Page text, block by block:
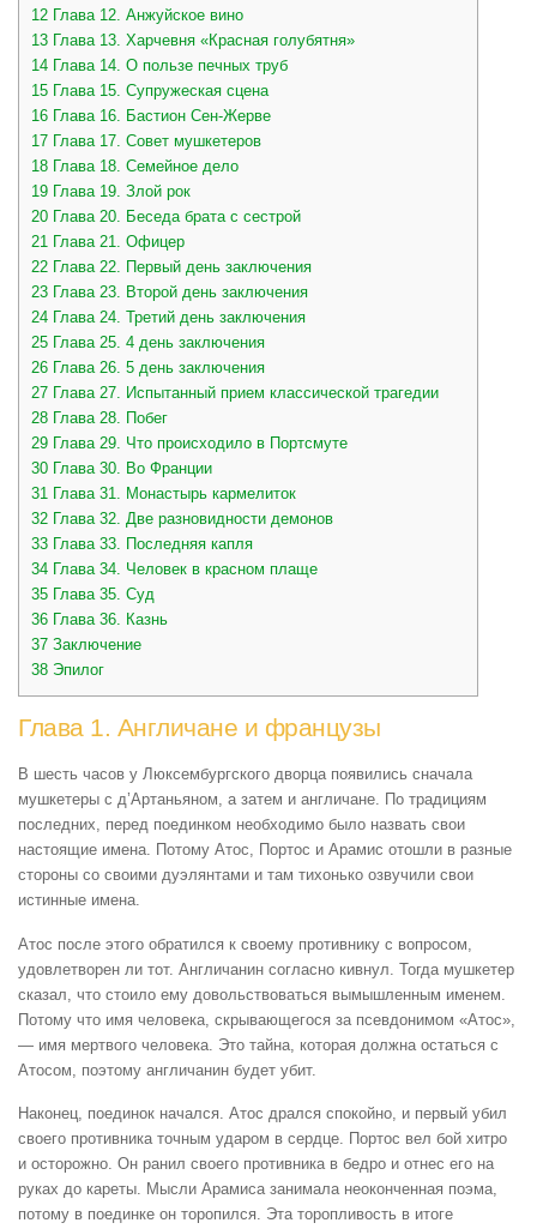
12 Глава 12. Анжуйское вино
13 Глава 13. Харчевня «Красная голубятня»
14 Глава 14. О пользе печных труб
15 Глава 15. Супружеская сцена
16 Глава 16. Бастион Сен-Жерве
17 Глава 17. Совет мушкетеров
18 Глава 18. Семейное дело
19 Глава 19. Злой рок
20 Глава 20. Беседа брата с сестрой
21
Глава 21. Офицер
22 Глава 22. Первый день заключения
23 Глава 23. Второй день заключения
24 Глава 24. Третий день заключения
25 Глава 25. 4 день заключения
26 Глава 26. 5 день заключения
27 Глава 27. Испытанный прием классической трагедии
28 Глава 28. Побег
29 Глава 29. Что происходило в Портсмуте
30 Глава 30. Во Франции
31
Глава 31. Монастырь кармелиток
32 Глава 32. Две разновидности демонов
33 Глава 33. Последняя капля
34 Глава 34. Человек в красном плаще
35 Глава 35. Суд
36 Глава 36. Казнь
37 Заключение
38 Эпилог
Глава 1. Англичане и французы
В шесть часов у Люксембургского дворца появились сначала
мушкетеры с д’Артаньяном, а затем и англичане. По традициям
последних, перед поединком необходимо было назвать свои
настоящие имена. Потому Атос, Портос и Арамис отошли в разные
стороны со своими дуэлянтами и там тихонько озвучили свои
истинные имена.
Атос после этого обратился к своему противнику с вопросом,
удовлетворен ли тот. Англичанин согласно кивнул. Тогда мушкетер
сказал, что стоило ему довольствоваться вымышленным именем.
Потому что имя человека, скрывающегося за псевдонимом «Атос»,
— имя мертвого человека. Это тайна, которая должна остаться с
Атосом, поэтому англичанин будет убит.
Наконец, поединок начался. Атос дрался спокойно, и первый убил
своего противника точным ударом в сердце. Портос вел бой хитро
и осторожно. Он ранил своего противника в бедро и отнес его на
руках до кареты. Мысли Арамиса занимала неоконченная поэма,
потому в поединке он торопился. Эта торопливость в итоге